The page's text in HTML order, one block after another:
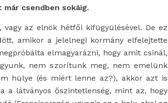
már csendben sokáig.
az elnök hétfői kifügyülésével. De ez
amikor a jelelnegi kormány elfelejtette
elmagyarázni, hogy amit csinál,
nem szorítunk meg, nem emelünk
hülye (és miért lenne az?), akkor azt is
a látványos őszintetlenség, mint az, hogy